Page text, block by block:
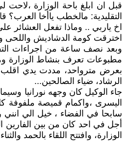
قبل ان ابلغ باحة الوزارة
التقليدية: مالخطب ياأخا
اخ ياربي .. وماذا تفعل
اخترقت كومة الدشاديش واللحى
وبعد نصف ساعة من اجراءات
مطبوعات تعرف بنشاط الوزارة
بعرض مترواحد، مددت يدي اقلب
الرشاد، ضياء الصالحين...
جاء الوكيل كان وجهه نورانيا
اليسرى ،واكمام قميصة ملفوفة
سابحا في الفضاء ، خيل الي
أجل في احد كان من بين
الوزارة، وافتتح اللقاء بالحمد